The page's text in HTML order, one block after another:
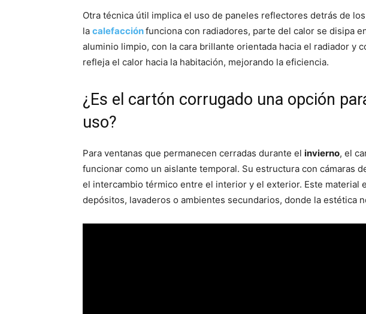
Otra técnica útil implica el uso de paneles reflectores detrás de
la calefacciónfunciona con radiadores, parte del calor se disipa
aluminio limpio, con la cara brillante orientada hacia el radiador y
refleja el calor hacia la habitación, mejorando la eficiencia.
¿Es el cartón corrugado una opción
uso?
Para ventanas que permanecen cerradas durante el invierno, el
funcionar como un aislante temporal. Su estructura con cámaras
el intercambio térmico entre el interior y el exterior. Este material
depósitos, lavaderos o ambientes secundarios, donde la estética